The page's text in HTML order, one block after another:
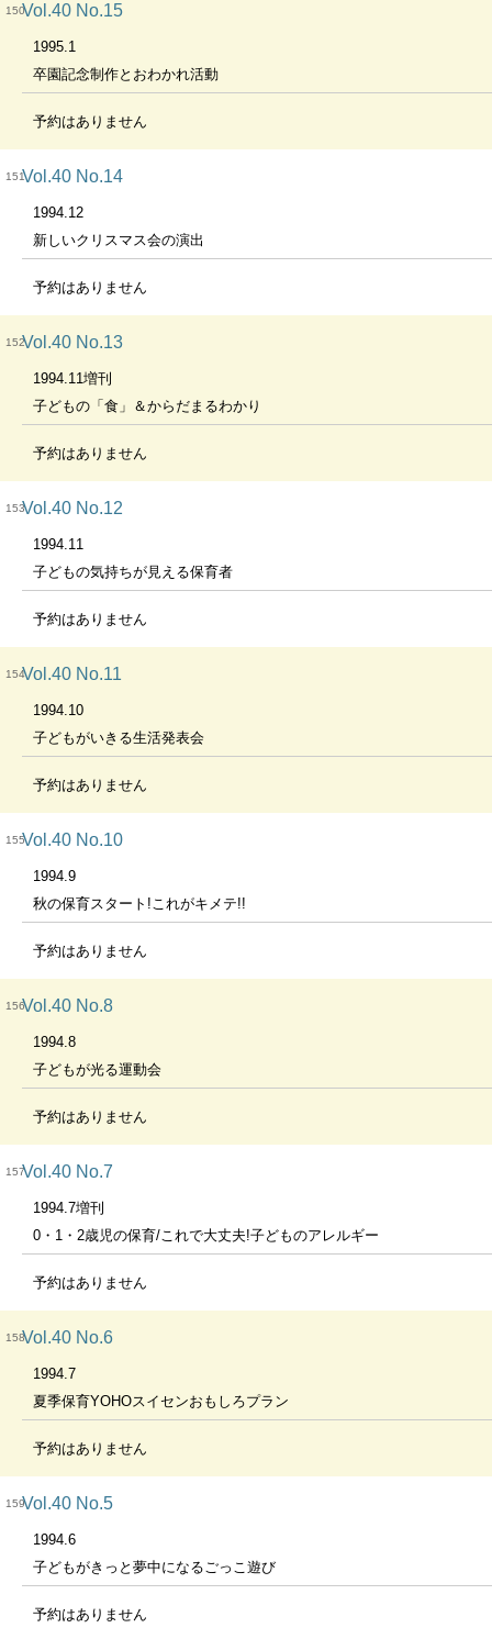
150Vol.40 No.15
1995.1
卒園記念制作とおわかれ活動
予約はありません
151Vol.40 No.14
1994.12
新しいクリスマス会の演出
予約はありません
152Vol.40 No.13
1994.11増刊
子どもの「食」＆からだまるわかり
予約はありません
153Vol.40 No.12
1994.11
子どもの気持ちが見える保育者
予約はありません
154Vol.40 No.11
1994.10
子どもがいきる生活発表会
予約はありません
155Vol.40 No.10
1994.9
秋の保育スタート!これがキメテ!!
予約はありません
156Vol.40 No.8
1994.8
子どもが光る運動会
予約はありません
157Vol.40 No.7
1994.7増刊
0・1・2歳児の保育/これで大丈夫!子どものアレルギー
予約はありません
158Vol.40 No.6
1994.7
夏季保育YOHOスイセンおもしろプラン
予約はありません
159Vol.40 No.5
1994.6
子どもがきっと夢中になるごっこ遊び
予約はありません